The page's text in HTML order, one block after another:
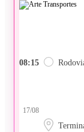
08:15
17/08